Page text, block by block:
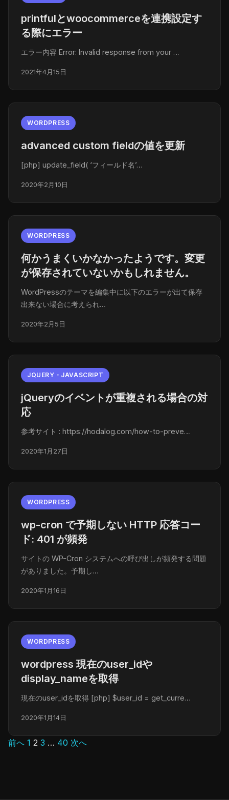
printfulとwoocommerceを連携設定す
る際にエラー
エラー内容 Error: Invalid response from your …
2021年4月15日
WORDPRESS
advanced custom fieldの値を更新
[php] update_field( ‘フィールド名’…
2020年2月10日
WORDPRESS
何かうまくいかなかったようです。変更
が保存されていないかもしれません。
WordPressのテーマを編集中に以下のエラーが出て保存
出来ない場合に考えられ…
2020年2月5日
JQUERY・JAVASCRIPT
jQueryのイベントが重複される場合の対
応
参考サイト : https://hodalog.com/how-to-preve…
2020年1月27日
WORDPRESS
wp-cron で予期しない HTTP 応答コー
ド: 401 が頻発
サイトの WP-Cron システムへの呼び出しが頻発する問題
がありました。予期し…
2020年1月16日
WORDPRESS
wordpress 現在のuser_idや
display_nameを取得
現在のuser_idを取得 [php] $user_id = get_curre…
2020年1月14日
投
前へ 1 2 3 … 40 次へ